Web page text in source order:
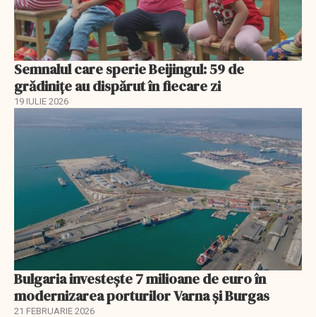
Semnalul care sperie Beijingul: 59 de
grădinițe au dispărut în fiecare zi
19 IULIE 2026
Bulgaria investește 7 milioane de euro în
modernizarea porturilor Varna și Burgas
21 FEBRUARIE 2026